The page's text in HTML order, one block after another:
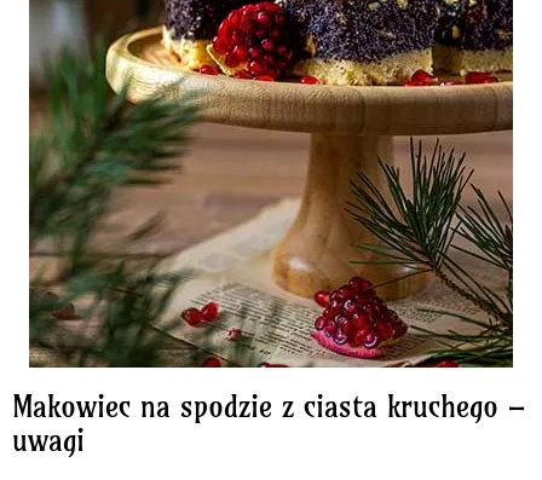
Makowiec na spodzie z ciasta kruchego –
uwagi